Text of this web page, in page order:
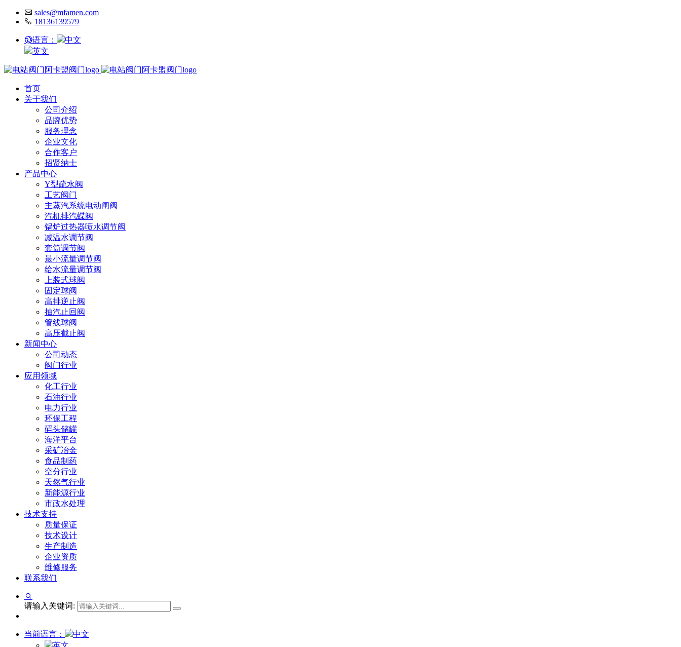
sales@mfamen.com
18136139579
语言：
中文
英文
首页
关于我们
公司介绍
品牌优势
服务理念
企业文化
合作客户
招贤纳士
产品中心
Y型疏水阀
工艺阀门
主蒸汽系统电动闸阀
汽机排汽蝶阀
锅炉过热器喷水调节阀
减温水调节阀
套筒调节阀
最小流量调节阀
给水流量调节阀
上装式球阀
固定球阀
高排逆止阀
抽汽止回阀
管线球阀
高压截止阀
新闻中心
公司动态
阀门行业
应用领域
化工行业
石油行业
电力行业
环保工程
码头储罐
海洋平台
采矿冶金
食品制药
空分行业
天然气行业
新能源行业
市政水处理
技术支持
质量保证
技术设计
生产制造
企业资质
维修服务
联系我们
请输入关键词:
当前语言：
中文
英文